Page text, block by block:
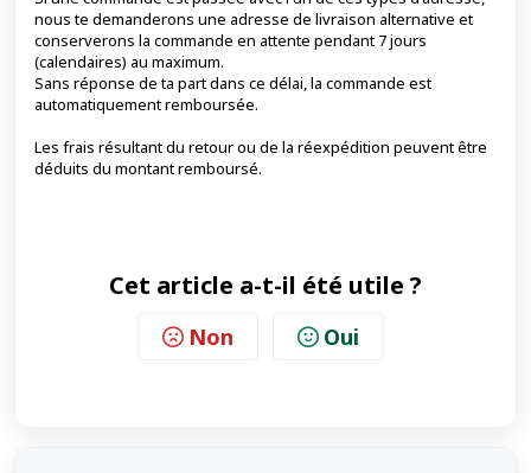
nous te demanderons une adresse de livraison alternative et
conserverons la commande en attente pendant 7 jours
(calendaires) au maximum.
Sans réponse de ta part dans ce délai, la commande est
automatiquement remboursée.
Les frais résultant du retour ou de la réexpédition peuvent être
déduits du montant remboursé.
Cet article a-t-il été utile ?
Non Oui